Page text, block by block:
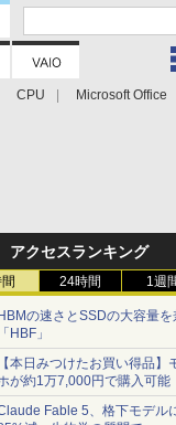
CPU Microsoft Office
アクセスランキング
24時間 1週
の速さとSSDの大容量を
HBF」
本日みつけたお買い得品】
が約1万7,000円で購入可能
Fable 5、格下モデル